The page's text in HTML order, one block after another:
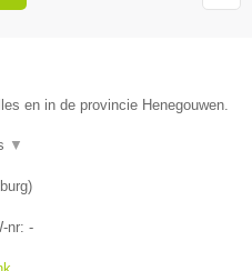
en in de provincie Henegouwen.
▼
)
nr: -